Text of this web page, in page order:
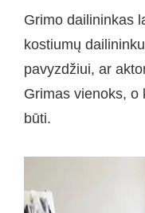
Grimo dailininkas
kostiumų
pavyzdžiui, ar
Grimas vienoks, o
būti.